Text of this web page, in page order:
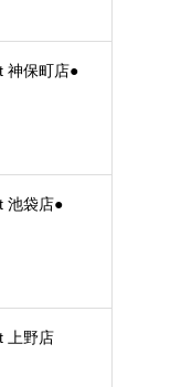
神保町店●
池袋店●
上野店